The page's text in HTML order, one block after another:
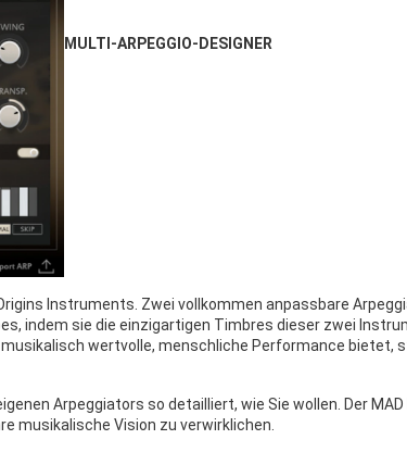
MULTI-ARPEGGIO-DESIGNER
Instruments. Zwei vollkommen anpassbare
indem sie die einzigartigen Timbres dieser zwei
wertvolle, menschliche Performance bietet,
Arpeggiators so detailliert, wie Sie wollen. Der
musikalische Vision zu verwirklichen.